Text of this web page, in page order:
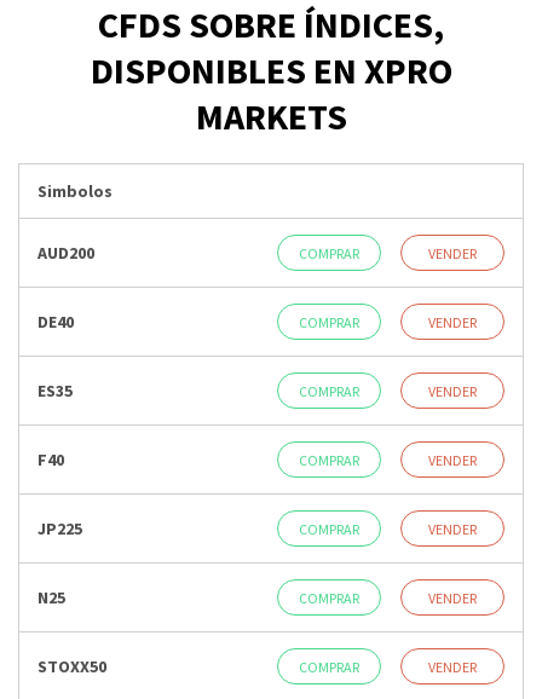
CFDS SOBRE ÍNDICES,
DISPONIBLES EN XPRO
MARKETS
Simbolos
AUD200 COMPRAR VENDER
DE40 COMPRAR VENDER
ES35 COMPRAR VENDER
F40 COMPRAR VENDER
JP225 COMPRAR VENDER
N25 COMPRAR VENDER
STOXX50 COMPRAR VENDER